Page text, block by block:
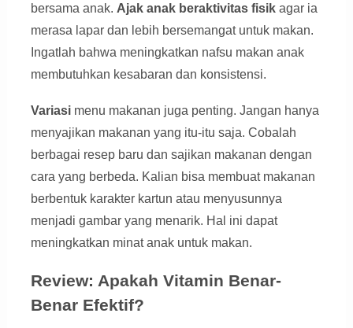
bersama anak. Ajak anak beraktivitas fisikagar ia
merasa lapar dan lebih bersemangat untuk makan.
Ingatlah bahwa meningkatkan nafsu makan anak
membutuhkan kesabaran dan konsistensi.
Variasimenu makanan juga penting. Jangan hanya
menyajikan makanan yang itu-itu saja. Cobalah
berbagai resep baru dan sajikan makanan dengan
cara yang berbeda. Kalian bisa membuat makanan
berbentuk karakter kartun atau menyusunnya
menjadi gambar yang menarik. Hal ini dapat
meningkatkan minat anak untuk makan.
Review: Apakah Vitamin Benar-
Benar Efektif?